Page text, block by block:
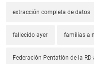
extracción completa de datos
fallecido ayer familias a
Federación Pentatlón de la